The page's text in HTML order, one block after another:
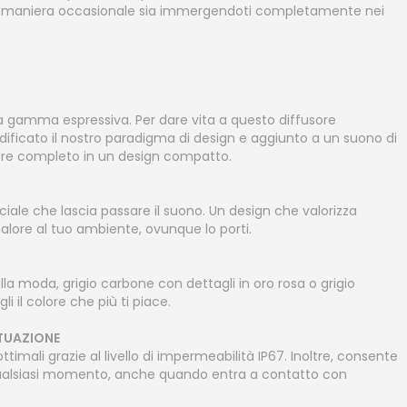
occasionale sia immergendoti completamente nei
espressiva. Per dare vita a questo diffusore
il nostro paradigma di design e aggiunto a un suono di
completo in un design compatto.
che lascia passare il suono. Un design che valorizza
al tuo ambiente, ovunque lo porti.
moda, grigio carbone con dettagli in oro rosa o grigio
il colore che più ti piace.
grazie al livello di impermeabilità IP67. Inoltre, consente
momento, anche quando entra a contatto con